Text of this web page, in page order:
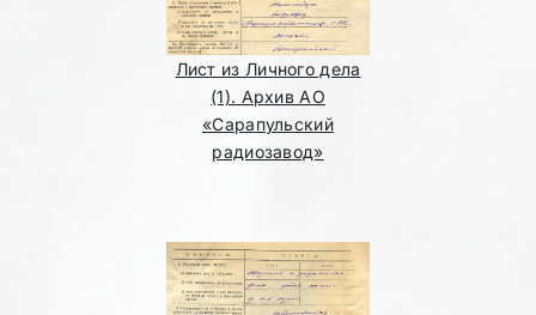
Лист из Личного дела
(1). Архив АО
«Сарапульский
радиозавод»